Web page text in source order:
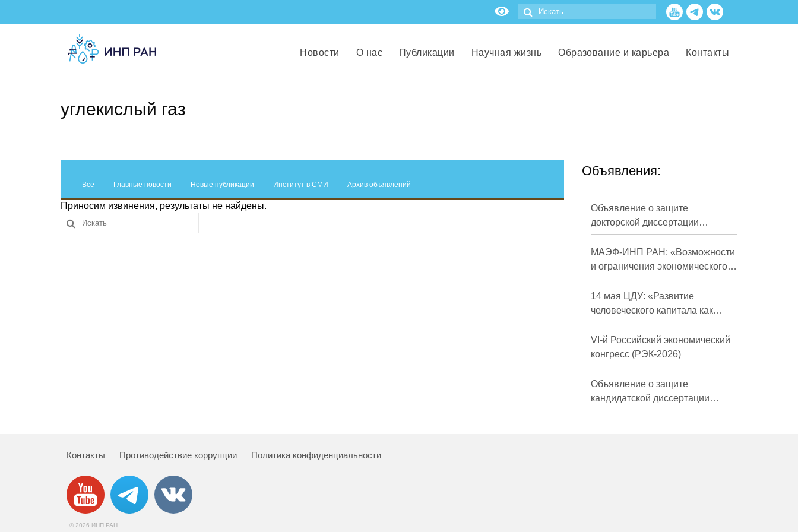
Новости О нас Публикации Научная жизнь Образование и карьера Контакты
углекислый газ
Все Главные новости Новые публикации Институт в СМИ Архив объявлений
Приносим извинения, результаты не найдены.
Объявления:
Объявление о защите
докторской диссертации
Кузнецова Михаила
Евгеньевича
МАЭФ-ИНП РАН: «Возможности
и ограничения экономического
развития России в средне- и
долгосрочной перспективе»
14 мая ЦДУ: «Развитие
человеческого капитала как
фактор экономического роста»
VI-й Российский экономический
конгресс (РЭК-2026)
Объявление о защите
кандидатской диссертации
Трындиной Николь Сергеевны
Контакты Противодействие коррупции Политика конфиденциальности
© 2026 ИНП РАН